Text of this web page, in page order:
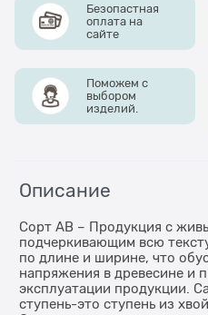
Безопастная
оплата на
сайте
Поможем с
выбором
изделий.
Описание
Сорт АВ – Продукция с
подчеркивающим всю
по длине и ширине, что
напряжения в древесине и
эксплуатации продукции.
ступень-это ступень из